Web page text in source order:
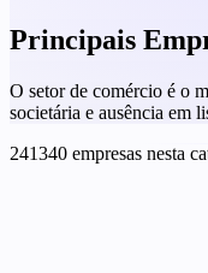
Principais
O setor de comércio é o
societária e ausência em
241340 empresas nesta